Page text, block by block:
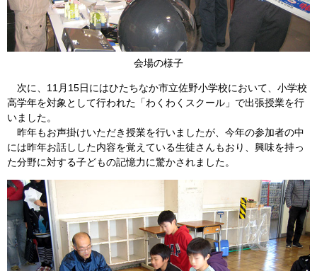
会場の様子
次に、11月15日にはひたちなか市立佐野小学校において、小学校
高学年を対象として行われた「わくわくスクール」で出張授業を行
いました。
昨年もお声掛けいただき授業を行いましたが、今年の参加者の中
には昨年お話しした内容を覚えている生徒さんもおり、興味を持っ
た分野に対する子どもの記憶力に驚かされました。